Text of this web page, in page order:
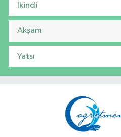
İkindi
Akşam
Yatsı